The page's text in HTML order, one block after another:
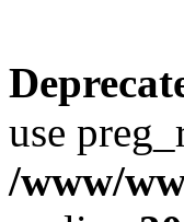
use
/www/